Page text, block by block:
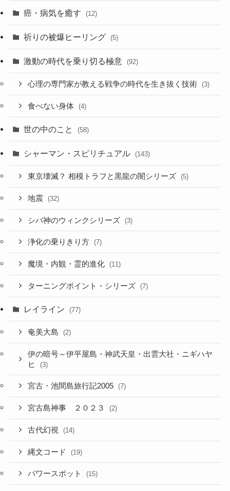
癌・病気を癒す (12)
祈りの被爆ヒーリング (5)
激動の時代を乗り切る極意 (92)
心理の専門家が教える戦争の時代を生き抜く技術 (3)
食べない身体 (4)
世の中のこと (58)
シャーマン・スピリチュアル (143)
東京壊滅？ 相模トラフと黒龍の闇シリーズ (5)
地震 (32)
シバ神のウィンクシリーズ (3)
浄化の乗りきり方 (7)
魔境・内観・霊的進化 (11)
ターニングポイント・シリーズ (7)
レイライン (77)
奄美大島 (2)
伊の暗号～伊平屋島・神武天皇・出雲大社・ニギハヤ
ヒ
(3)
宮古・池間島旅行記2005 (7)
宮古島神事 ２０２３ (2)
古代幻視 (14)
縄文コード (19)
パワースポット (15)